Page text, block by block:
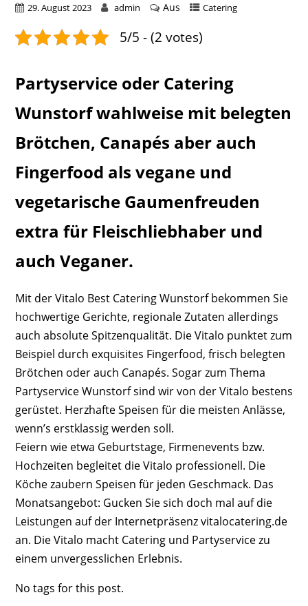
29. August 2023 admin Aus Catering
5/5 - (2 votes)
Partyservice oder Catering
Wunstorf wahlweise mit belegten
Brötchen, Canapés aber auch
Fingerfood als vegane und
vegetarische Gaumenfreuden
extra für Fleischliebhaber und
auch Veganer.
Mit der Vitalo Best Catering Wunstorf bekommen Sie
hochwertige Gerichte, regionale Zutaten allerdings
auch absolute Spitzenqualität. Die Vitalo punktet zum
Beispiel durch exquisites Fingerfood, frisch belegten
Brötchen oder auch Canapés. Sogar zum Thema
Partyservice Wunstorf sind wir von der Vitalo bestens
gerüstet. Herzhafte Speisen für die meisten Anlässe,
wenn’s erstklassig werden soll.
Feiern wie etwa Geburtstage, Firmenevents bzw.
Hochzeiten begleitet die Vitalo professionell. Die
Köche zaubern Speisen für jeden Geschmack. Das
Monatsangebot: Gucken Sie sich doch mal auf die
Leistungen auf der Internetpräsenz vitalocatering.de
an. Die Vitalo macht Catering und Partyservice zu
einem unvergesslichen Erlebnis.
No tags for this post.